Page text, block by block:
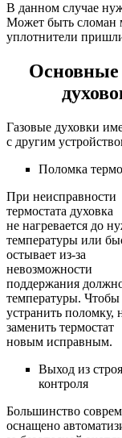
В данном случае
Может быть сломан
уплотнители
Основные
Газовые духовки
с другим
Поломка
При неисправности
термостата духовка
не нагревается до
температуры или
остывает из-за
невозможности
поддержания
температуры. Чтобы
устранить поломку,
заменить термостат
новым исправным.
Выход из
контроля
Большинство
оснащено